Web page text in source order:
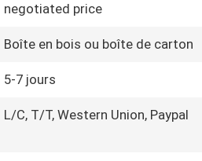
negotiated price
Boîte en bois ou boîte de carton
5-7 jours
L/C, T/T, Western Union, Paypal